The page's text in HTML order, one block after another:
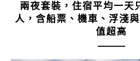
兩夜套裝，住宿平均一
人，含船票、機車、浮淺
值超高